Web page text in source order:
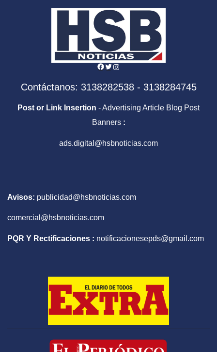
Facebook
Twitter
Instagram
Contáctanos: 3138282538 - 3138284745
Post or Link Insertion - Advertising Article Blog Post
Banners :
ads.digital@hsbnoticias.com
Avisos: publicidad@hsbnoticias.com
comercial@hsbnoticias.com
PQR Y Rectificaciones : notificacionesepds@gmail.com